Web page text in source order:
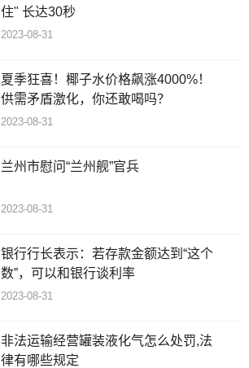
住" 长达30秒
2023-08-31
夏季狂喜！椰子水价格飙涨4000%！
供需矛盾激化，你还敢喝吗？
2023-08-31
兰州市慰问“兰州舰”官兵
2023-08-31
银行行长表示：若存款金额达到“这个
数”，可以和银行谈利率
2023-08-31
非法运输经营罐装液化气怎么处罚,法
律有哪些规定